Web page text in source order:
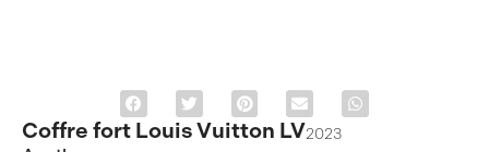
Coffre fort Louis Vuitton LV2023